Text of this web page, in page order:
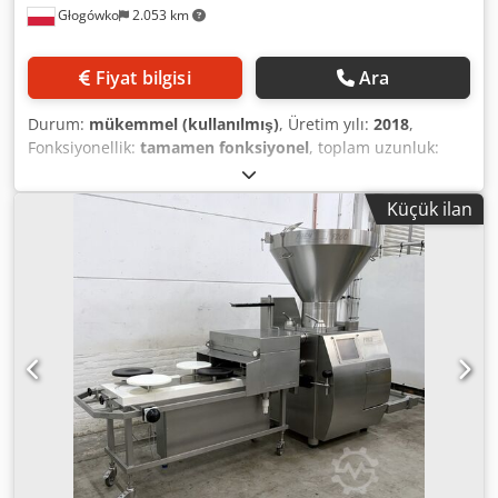
the VF616 offers exceptional versatility, robust mechanical
manufacturers seeking consistency, speed, and
compliance with strict hygiene standards. Dodpfsxrn Tyox
Afveck Technical specifications: Height: 2120 mm Width:
1580 mm Length: 2250 mm Weight: 1100 kg Power supply:
380V–400V Capacity: 2000–3000 kg Total power: 4.5 kW
Głogówko 2.053 km
Fiyat bilgisi Ara
Durum: mükemmel (kullanılmış), Üretim yılı: 2018,
Fonksiyonellik: tamamen fonksiyonel, toplam uzunluk:
1.580 mm
2.250 mm, • Tip: Vakumlu dolum makinesi • Marka / Model:
HANDTMANN VF 616 • Boyutlar: 2120 x 1580 x 2250 mm •
Ağırlık: 1600 kg • Kapasite: 3600 kg/saat Dsdpjzlim Usfx
Afvsck • Toplam güç: 12 kW • Hazne kapasitesi: 90 – 240
litre • Ürün verme yöntemi: paletli rotor • Yükleme:
makineye entegre • Dolum basıncı: dakikada 700 porsiyona
kadar • Porsiyon ağırlığı aralığı: 5 – 100.000 g • Nozül sayısı:
5 • Nozül çapları: Ø 12, 16, 22, 30, 40 mm • Malzeme:
paslanmaz çelik, asit dayanıklı çelik Makine, servis
hizmetimizden sonra tamamen çalışır durumdadır.
Küçük ilan